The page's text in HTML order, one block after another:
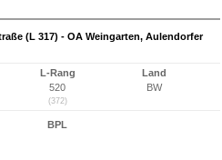
(L 317) - OA Weingarten, Aulendorfer
L-Rang
520
(372)
Land
BW
BPL